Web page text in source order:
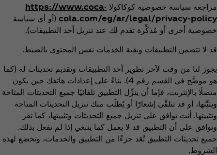
مراجعة سياسة خصوصية كوكاكولا https://www.coca-
cola.com/eg/ar/legal/privacy-policy (أو أي سياسة
خصوصية أخرى أو مُذكِّرة تقدم لك عند تنزيل أحد التطبيقات).
قد لا تتضمن التطبيقات وبقية الخدمات نفس المحتوى بالضبط.
يجوز لنا من وقت لآخر تطوير أحد التطبيقات وتقديم تحديثات له (كما
هو موضَّح في القسم رقم 4). بناءً على إعدادات هاتفك حين يكون
متصلًا بالإنترنت، فإما أن ينزِّل التطبيق تلقائيًا جميع التحديثات المتاحة
ويثبِّتها، أو قد تتلقَّى إشعارًا أو يُطلَب منك تنزيل التحديثات المتاحة
وتثبيتها. أنت توافق على تنزيل جميع التحديثات وتثبيتها، كما تقر
وتوافق على أن التطبيق قد لا يعمل كما ينبغي إذا لم تفعل بذلك.
جميع تحديثات التطبيق تُعَد جزءًا من التطبيق والخدمات، وتخضع لهذه
الشروط.